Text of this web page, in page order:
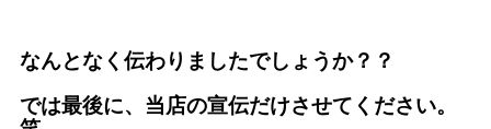
なんとなく伝わりましたでしょうか？？
では最後に、当店の宣伝だけさせてください。